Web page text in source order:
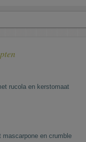
rucola en kerstomaat
mascarpone en crumble